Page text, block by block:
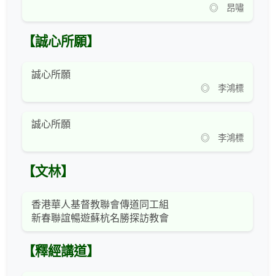
◎ 昂嘯
【誠心所願】
誠心所願
◎ 李鴻標
誠心所願
◎ 李鴻標
【文林】
香港華人基督教聯會傳道同工組
新春聯誼暢遊蘇杭名勝探訪教會
【釋經講道】